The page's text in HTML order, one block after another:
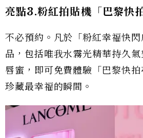
亮點3.粉紅拍貼機「巴黎快拍
不必預約。凡於「粉紅幸福快
品，包括唯我水霧光精華持久
唇蜜，即可免費體驗「巴黎快拍
珍藏最幸福的瞬間。